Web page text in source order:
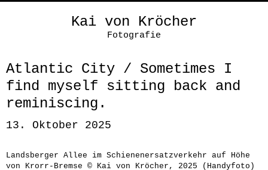
Kai von Kröcher
Fotografie
Atlantic City / Sometimes I
find myself sitting back and
reminiscing.
13. Oktober 2025
Landsberger Allee im Schienenersatzverkehr auf Höhe
von Krorr-Bremse © Kai von Kröcher, 2025 (Handyfoto)